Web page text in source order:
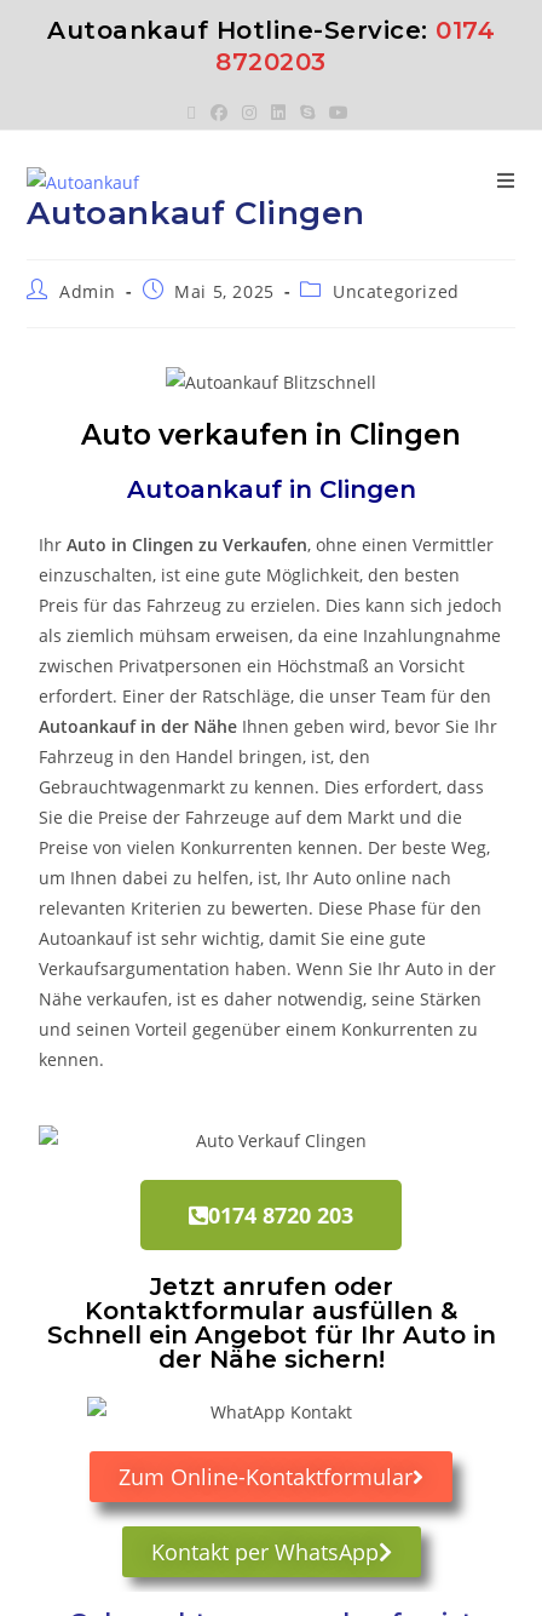
Autoankauf Hotline-Service: 0174
8720203
Autoankauf Clingen
Admin Mai 5, 2025 Uncategorized
Auto verkaufen in Clingen
Autoankauf in Clingen
IhrAuto inClingenzuVerkaufen, ohne einen Vermittler
einzuschalten, ist eine gute Möglichkeit, den besten
Preis für das Fahrzeug zu erzielen. Dies kann sich jedoch
als ziemlich mühsam erweisen, da eine Inzahlungnahme
zwischen Privatpersonen ein Höchstmaß an Vorsicht
erfordert. Einer der Ratschläge, die unser Team für den
Autoankauf in der Nähe Ihnen geben wird, bevor Sie Ihr
Fahrzeug in den Handel bringen, ist, den
Gebrauchtwagenmarkt zu kennen. Dies erfordert, dass
Sie die Preise der Fahrzeuge auf dem Markt und die
Preise von vielen Konkurrenten kennen. Der beste Weg,
um Ihnen dabei zu helfen, ist, Ihr Auto online nach
relevanten Kriterien zu bewerten. Diese Phase für den
Autoankauf ist sehr wichtig, damit Sie eine gute
Verkaufsargumentation haben. Wenn Sie Ihr Auto in der
Nähe verkaufen, ist es daher notwendig, seine Stärken
und seinen Vorteil gegenüber einem Konkurrenten zu
kennen.
0174 8720 203
Jetzt anrufen oder
Kontaktformular ausfüllen &
Schnell ein Angebot für Ihr Auto in
der Nähe sichern!
Zum Online-Kontaktformular
Kontakt per WhatsApp